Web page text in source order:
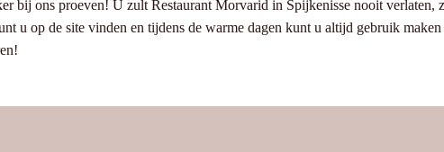
bij ons proeven! U zult Restaurant Morvarid in Spijkenisse nooit
u op de site vinden en tijdens de warme dagen kunt u altijd gebruik